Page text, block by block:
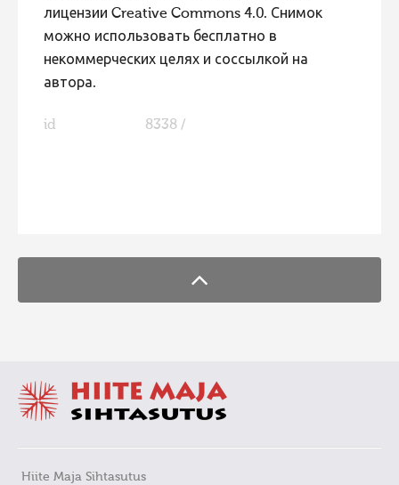
лицензии Creative Commons 4.0. Снимок
можно использовать бесплатно в
некоммерческих целях и соссылкой на
автора.
id 8338 /
Hiite Maja Sihtasutus